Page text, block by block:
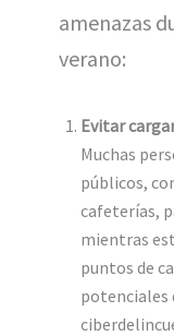
amenazas
verano:
Evitar
Muchas
públicos,
cafeterías,
mientras
puntos de
potenciales